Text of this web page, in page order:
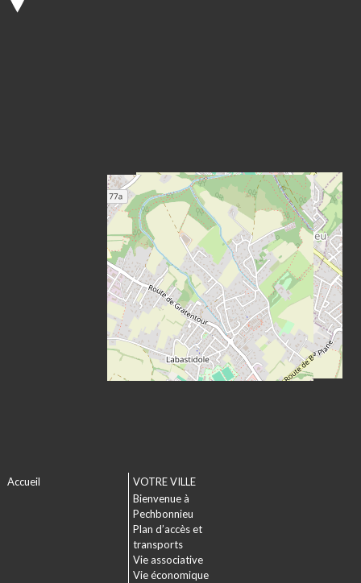
Accueil
VOTRE VILLE
Bienvenue à
Pechbonnieu
Plan d’accès et
transports
Vie associative
Vie économique